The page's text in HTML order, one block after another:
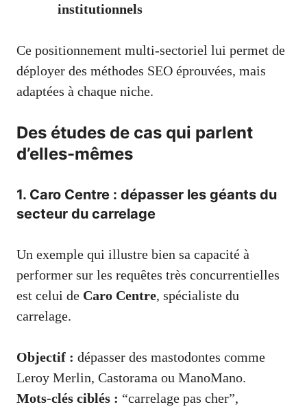
institutionnels
Ce positionnement multi-sectoriel lui permet de
déployer des méthodes SEO éprouvées, mais
adaptées à chaque niche.
Des études de cas qui parlent
d’elles-mêmes
1. Caro Centre : dépasser les géants du
secteur du carrelage
Un exemple qui illustre bien sa capacité à
performer sur les requêtes très concurrentielles
est celui de Caro Centre, spécialiste du
carrelage.
Objectif : dépasser des mastodontes comme
Leroy Merlin, Castorama ou ManoMano.
Mots-clés ciblés : “carrelage pas cher”,